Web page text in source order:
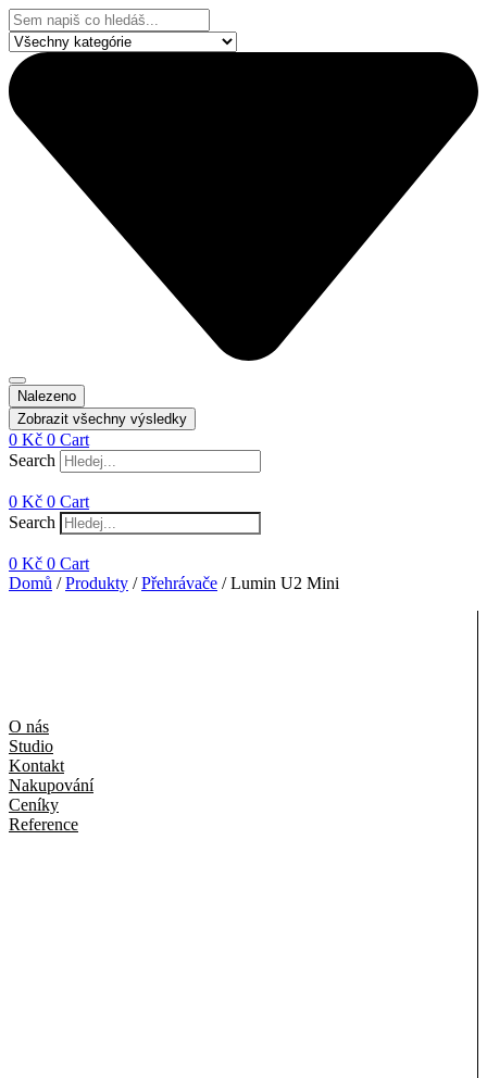
Přejít
k
obsahu
Search
...
Nalezeno
Zobrazit všechny výsledky
0 Kč 0 Cart
Search
0 Kč 0 Cart
Search
0 Kč 0 Cart
Domů /Produkty /Přehrávače / Lumin U2 Mini
O nás
Studio
Kontakt
Nakupování
Ceníky
Reference